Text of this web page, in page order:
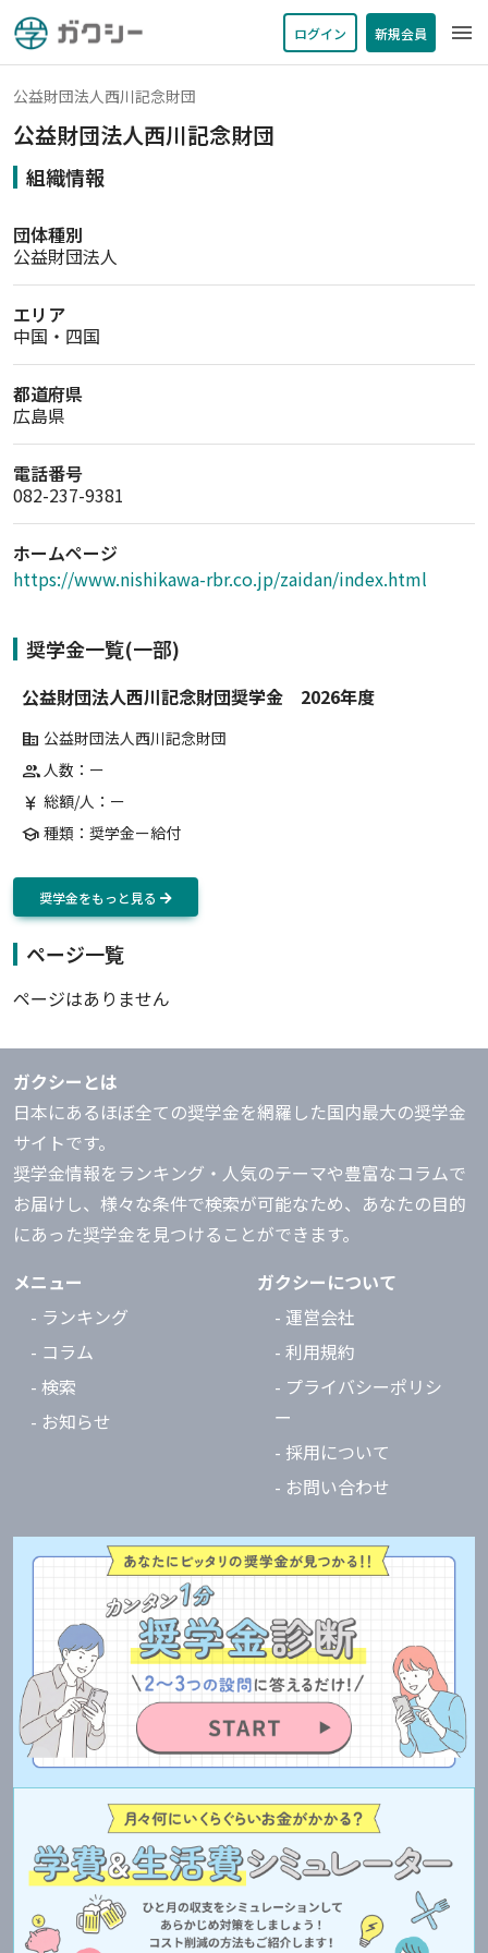
ログイン 新規会員 menu
公益財団法人西川記念財団
公益財団法人西川記念財団
組織情報
団体種別
公益財団法人
エリア
中国・四国
都道府県
広島県
電話番号
082-237-9381
ホームページ
https://www.nishikawa-rbr.co.jp/zaidan/index.html
奨学金一覧(一部)
公益財団法人西川記念財団奨学金 2026年度
corporate_fare 公益財団法人西川記念財団
group人数：ー
currency_yen 総額/人：ー
school 種類：奨学金ー給付
奨学金をもっと見る
ページ一覧
ページはありません
ガクシーとは
日本にあるほぼ全ての奨学金を網羅した国内最大の奨学金
サイトです。
奨学金情報をランキング・人気のテーマや豊富なコラムで
お届けし、様々な条件で検索が可能なため、あなたの目的
にあった奨学金を見つけることができます。
メニュー
- ランキング
- コラム
- 検索
- お知らせ
ガクシーについて
- 運営会社
- 利用規約
- プライバシーポリシ
ー
- 採用について
- お問い合わせ